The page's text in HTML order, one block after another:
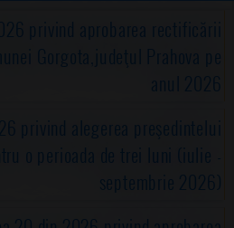
privind aprobarea rectificării
Gorgota,judeţul Prahova pe
anul 2026
privind alegerea preşedintelui
o perioada de trei luni (iulie -
septembrie 2026)